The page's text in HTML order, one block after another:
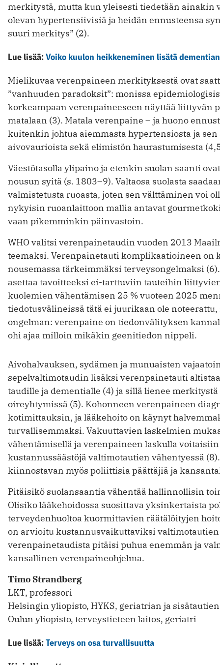
merkitystä, mutta kun yleisesti tiedetään ainakin
olevan hypertensiivisiä ja heidän ennusteensa
suuri merkitys” (2).
Lue lisää:Voiko kuulon heikkeneminen lisätä
Mielikuvaa verenpaineen merkityksestä ovat
”vanhuuden paradoksit”: monissa
korkeampaan verenpaineeseen näyttää liittyvän
matalaan (3). Matala verenpaine – ja huono
kuitenkin johtua aiemmasta hypertensiosta ja
aivovaurioista sekä elimistön haurastumisesta
Väestötasolla ylipaino ja etenkin suolan saanti
nousun syitä (s. 1803–9). Valtaosa suolasta
valmistetusta ruoasta, joten sen välttäminen voi
nykyisin ruoanlaittoon mallia antavat
vaan pikemminkin päinvastoin.
WHO valitsi verenpainetaudin vuoden 2013
teemaksi. Verenpainetauti komplikaatioineen on
nousemassa tärkeimmäksi terveysongelmaksi (6).
asettaa tavoitteeksi ei-tarttuviin tauteihin
kuolemien vähentämisen 25 % vuoteen 2025
tiedotusvälineissä tätä ei juurikaan ole
ongelman: verenpaine on tiedon­välityksen
ohi ajaa milloin mikäkin geenitiedon nippeli.
Aivohalvauksen, sydämen ja munuaisten
sepelvaltimotaudin lisäksi verenpainetauti
taudille ja dementialle (4) ja sillä lienee
oireyhtymissä (5). Kohonneen verenpaineen
kotimittauksin, ja lääkehoito on käynyt
turvallisemmaksi. Vakuuttavien laskelmien
vähentämisellä ja verenpaineen laskulla
kustannussäästöjä valtimotautien vähentyessä
kiinnostavan myös poliittisia päättäjiä ja
Pitäisikö suolansaantia vähentää hallinnollisin
Olisiko lääkehoidossa suosittava yksinkertaista
terveydenhuoltoa kuormittavien räätälöityjen
on arvioitu kustannusvaikuttaviksi
verenpainetaudista pitäisi puhua enemmän ja
kansallinen verenpaineohjelma.
Timo Strandberg
LKT, professori
Helsingin yliopisto, HYKS, geriatrian ja
Oulun yliopisto, terveystieteen laitos, geriatri
Lue lisää:Terveys on osa turvallisuutta